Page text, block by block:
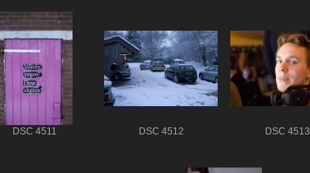
DSC 4511 DSC 4512 DSC 4513